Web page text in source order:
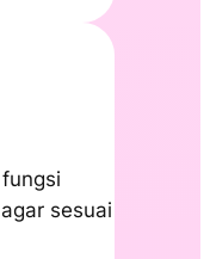
sesuai